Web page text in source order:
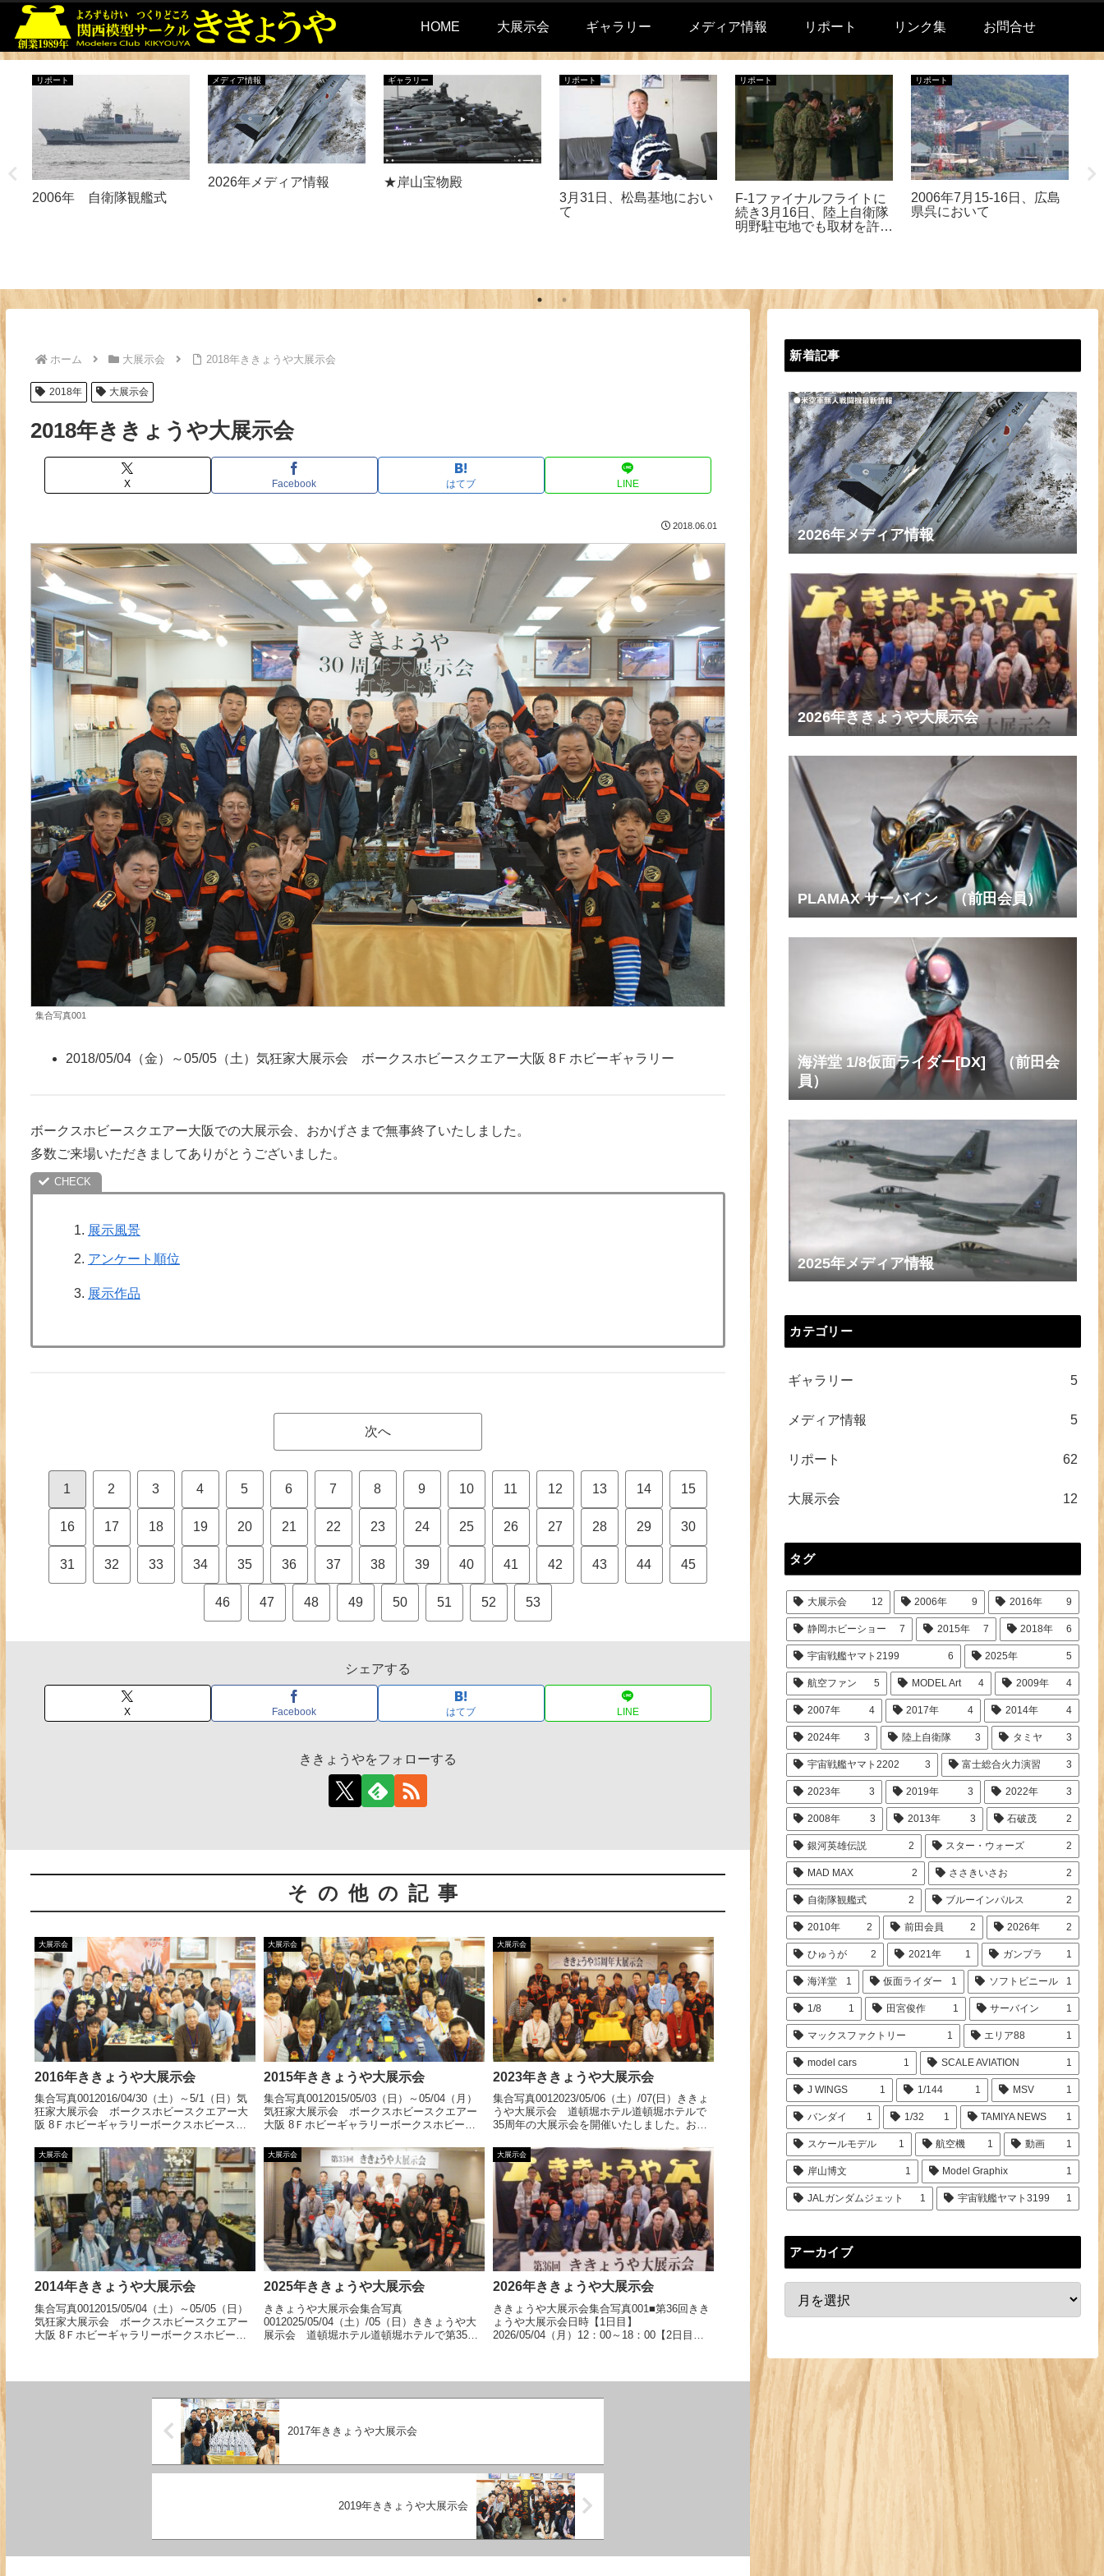
HOME 大展示会 ギャラリー メディア情報 リポート リンク集 お問合せ
リポート
2006年 自衛隊観艦式
メディア情報
2026年メディア情報
ギャラリー
★岸山宝物殿
リポート
3月31日、松島基地におい
て
リポート
F-1ファイナルフライトに
続き3月16日、陸上自衛隊
明野駐屯地でも取材を許可
リポート
2006年7月15-16日、広島
県呉において
ホーム 大展示会 2018年ききょうや大展示会
2018年 大展示会
2018年ききょうや大展示会
X Facebook はてブ LINE
2018.06.01
集合写真001
2018/05/04（金）～05/05（土）気狂家大展示会 ボークスホビースクエアー大阪 8Ｆホビーギャラリー
ボークスホビースクエアー大阪での大展示会、おかげさまで無事終了いたしました。
多数ご来場いただきましてありがとうございました。
展示風景
アンケート順位
展示作品
次へ
1 2 3 4 5 6 7 8 9 10 11 12 13 14 15
16 17 18 19 20 21 22 23 24 25 26 27 28 29 30
31 32 33 34 35 36 37 38 39 40 41 42 43 44 45
46 47 48 49 50 51 52 53
シェアする
X Facebook はてブ LINE
ききょうやをフォローする
その他の記事
大展示会
2016年ききょうや大展示会
集合写真0012016/04/30（土）～5/1（日）気
狂家大展示会 ボークスホビースクエアー大
阪 8Ｆホビーギャラリーボークスホビースク
終了いたしました。多数ご来場いただきまし
てありがとうございまし... 【続きを読
む】
大展示会
2015年ききょうや大展示会
集合写真0012015/05/03（日）～05/04（月）
気狂家大展示会 ボークスホビースクエアー
大阪 8Ｆホビーギャラリーボークスホビース
事終了いたしました。多数ご来場いただきま
してありがとうござい... 【続きを読む】
大展示会
2023年ききょうや大展示会
集合写真0012023/05/06（土）/07(日）ききょ
うや大展示会 道頓堀ホテル道頓堀ホテルで
35周年の大展示会を開催いたしました。おか
いただきまして誠にありがとうございまし
た。展示風景/激安市風... 【続きを読む】
大展示会
2014年ききょうや大展示会
集合写真0012015/05/04（土）～05/05（日）
気狂家大展示会 ボークスホビースクエアー
大阪 8Ｆホビーギャラリーボークスホビース
大展示会
2025年ききょうや大展示会
ききょうや大展示会集合写真
0012025/05/04（土）/05（日）ききょうや大
展示会 道頓堀ホテル道頓堀ホテルで第35回
大展示会
2026年ききょうや大展示会
ききょうや大展示会集合写真001■第36回きき
ょうや大展示会日時【1日目】
2026/05/04（月）12：00～18：00【2日目】
2017年ききょうや大展示会
2019年ききょうや大展示会
新着記事
2026年メディア情報
2026年ききょうや大展示会
PLAMAX サーバイン （前田会員）
海洋堂 1/8仮面ライダー[DX] （前田会
員）
2025年メディア情報
カテゴリー
ギャラリー 5
メディア情報 5
リポート 62
大展示会 12
タグ
大展示会 12 2006年 9 2016年 9
静岡ホビーショー 7 2015年 7 2018年 6
宇宙戦艦ヤマト2199 6 2025年 5
航空ファン 5 MODEL Art 4 2009年 4
2007年 4 2017年 4 2014年 4
2024年 3 陸上自衛隊 3 タミヤ 3
宇宙戦艦ヤマト2202 3 富士総合火力演習 3
2023年 3 2019年 3 2022年 3
2008年 3 2013年 3 石破茂 2
銀河英雄伝説 2 スター・ウォーズ 2
MAD MAX 2 ささきいさお 2
自衛隊観艦式 2 ブルーインパルス 2
2010年 2 前田会員 2 2026年 2
ひゅうが 2 2021年 1 ガンプラ 1
海洋堂 1 仮面ライダー 1 ソフトビニール 1
1/8 1 田宮俊作 1 サーバイン 1
マックスファクトリー 1 エリア88 1
model cars 1 SCALE AVIATION 1
J WINGS 1 1/144 1 MSV 1
バンダイ 1 1/32 1 TAMIYA NEWS 1
スケールモデル 1 航空機 1 動画 1
岸山博文 1 Model Graphix 1
JALガンダムジェット 1 宇宙戦艦ヤマト3199 1
アーカイブ